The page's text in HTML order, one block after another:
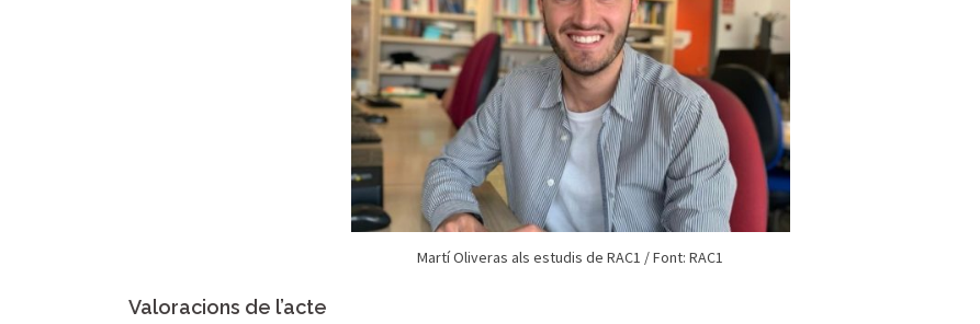
Martí Oliveras als estudis de RAC1 / Font: RAC1
Valoracions de l’acte